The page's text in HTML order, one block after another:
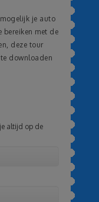
je auto
met de
deze tour
downloaden
altijd op de